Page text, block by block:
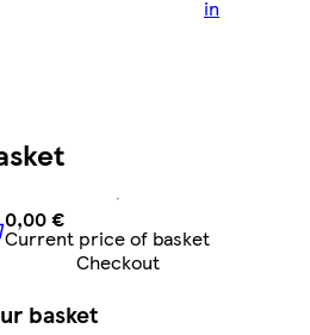
in
0,00 €Current price of
0,00 €
Current price of basket
Checkout
basket